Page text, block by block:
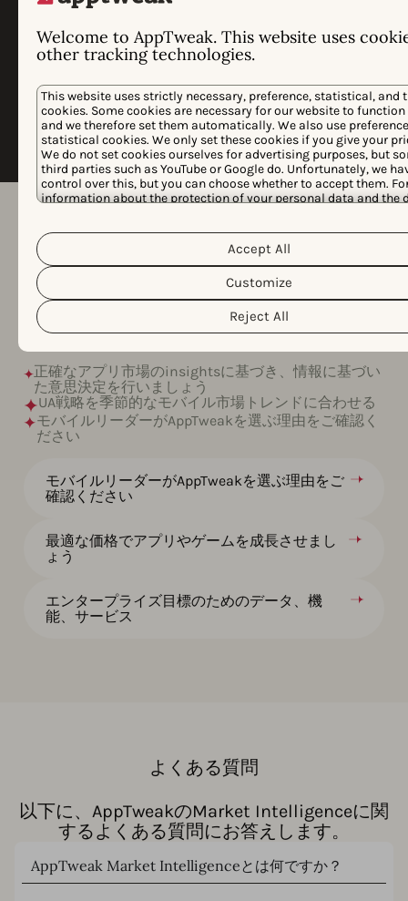
Welcome to AppTweak. This website uses
other tracking technologies.
This website uses strictly necessary, preference, statistical, and
cookies. Some cookies are necessary for our website to
and we therefore set them automatically. We also use
statistical cookies. We only set these cookies if you give your
We do not set cookies ourselves for advertising purposes, but
third parties such as YouTube or Google do. Unfortunately, we
control over this, but you can choose whether to accept them.
information about the protection of your personal data and the
button.
Reject All
Customize
Accept All
テゴリ、国、季節のトレンドを提供します。
全ストーリーを読む
モバイルリーダーがAppTweakを選ぶ理由をご
確認ください
最適な価格でアプリやゲームを成長させまし
ょう
エンタープライズ目標のためのデータ、機
能、サービス
さらにダウンロード数を増
やす準備はできています
か？
正確なアプリ市場のinsightsに基づき、情報に基づい
た意思決定を行いましょう
UA戦略を季節的なモバイル市場トレンドに合わせる
モバイルリーダーがAppTweakを選ぶ理由をご確認く
ださい
よくある質問
以下に、AppTweakのMarket Intelligenceに関
するよくある質問にお答えします。
AppTweak Market Intelligenceとは何ですか？